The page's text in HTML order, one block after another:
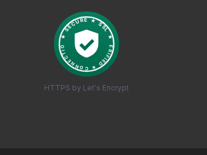
HTTPS by Let's Encrypt